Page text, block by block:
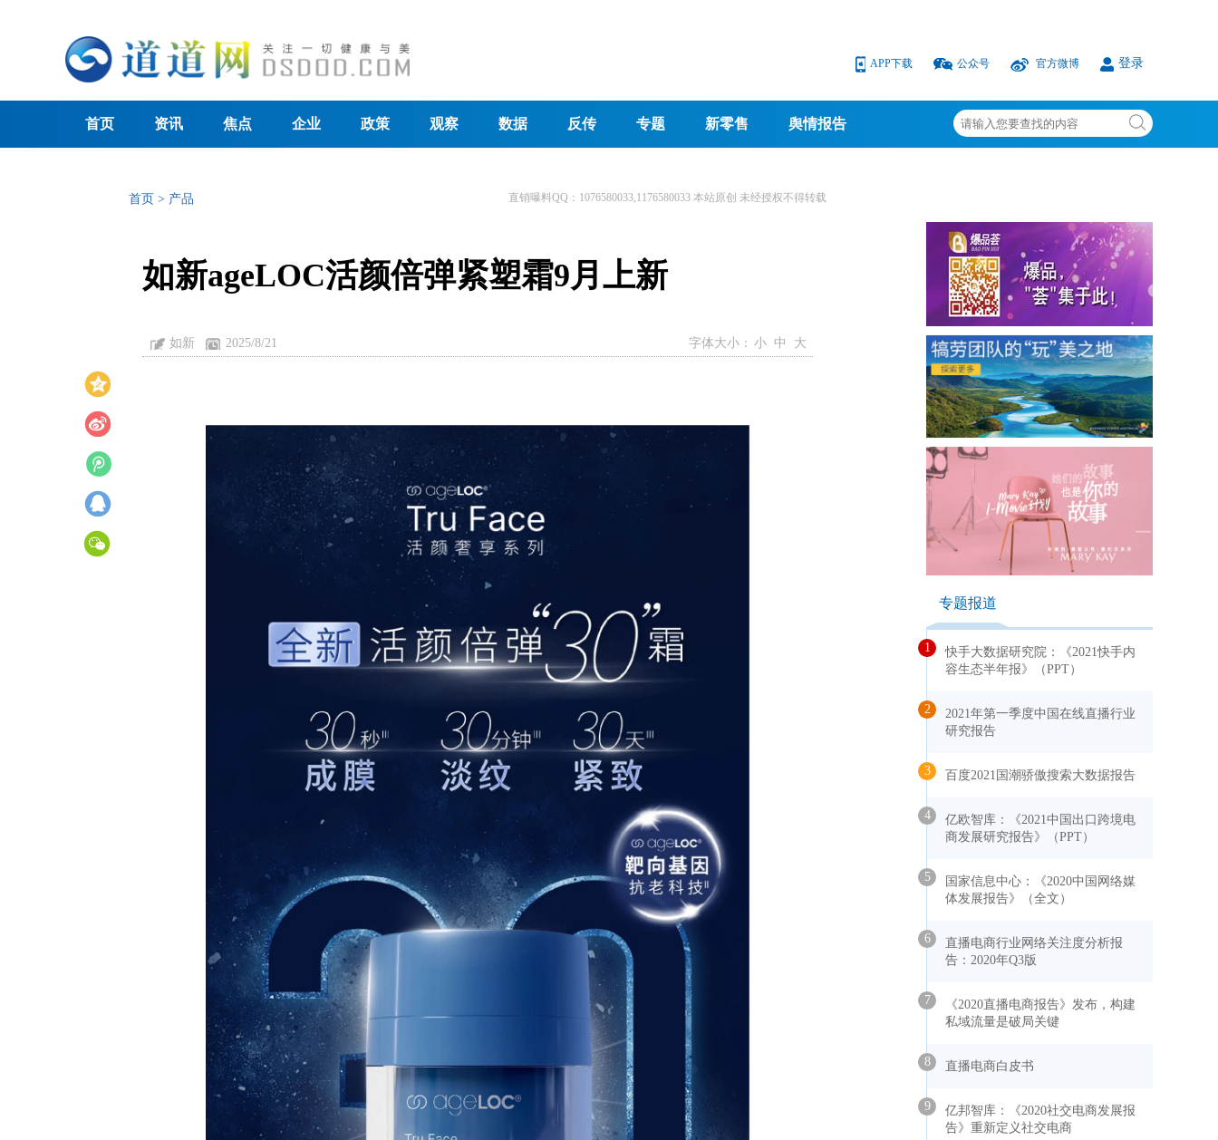
APP下载 公众号 官方微博 登录
首页 资讯 焦点 企业 政策 观察 数据 反传 专题 新零售 舆情报告
首页 > 产品 直销曝料QQ：1076580033,1176580033 本站原创 未经授权不得转载
如新ageLOC活颜倍弹紧塑霜9月上新
如新 2025/8/21 字体大小： 小 中 大
专题报道
1
快手大数据研究院：《2021快手内
容生态半年报》（PPT）
2
2021年第一季度中国在线直播行业
研究报告
3 百度2021国潮骄傲搜索大数据报告
4
亿欧智库：《2021中国出口跨境电
商发展研究报告》（PPT）
5
国家信息中心：《2020中国网络媒
体发展报告》（全文）
6
直播电商行业网络关注度分析报
告：2020年Q3版
7
《2020直播电商报告》发布，构建
私域流量是破局关键
8 直播电商白皮书
9
亿邦智库：《2020社交电商发展报
告》重新定义社交电商